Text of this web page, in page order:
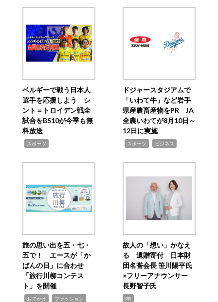
ベルギーで戦う日本人
選手を応援しよう シ
ント＝トロイデン戦全
試合をBS10が今季も無
料放送
スポーツ
ドジャースタジアムで
「いわて牛」など岩手
県産農畜産物をPR JA
全農いわてが8月10日～
12日に実施
スポーツ ビジネス
旅の思い出を五・七・
五で！ エースが「か
ばんの日」に合わせ
「旅行川柳コンテス
ト」を開催
おでかけ ファッション
故人の「想い」かなえ
る 遺贈寄付 日本財
団名誉会長 笹川陽平氏
×フリーアナウンサー
長野智子氏
PR